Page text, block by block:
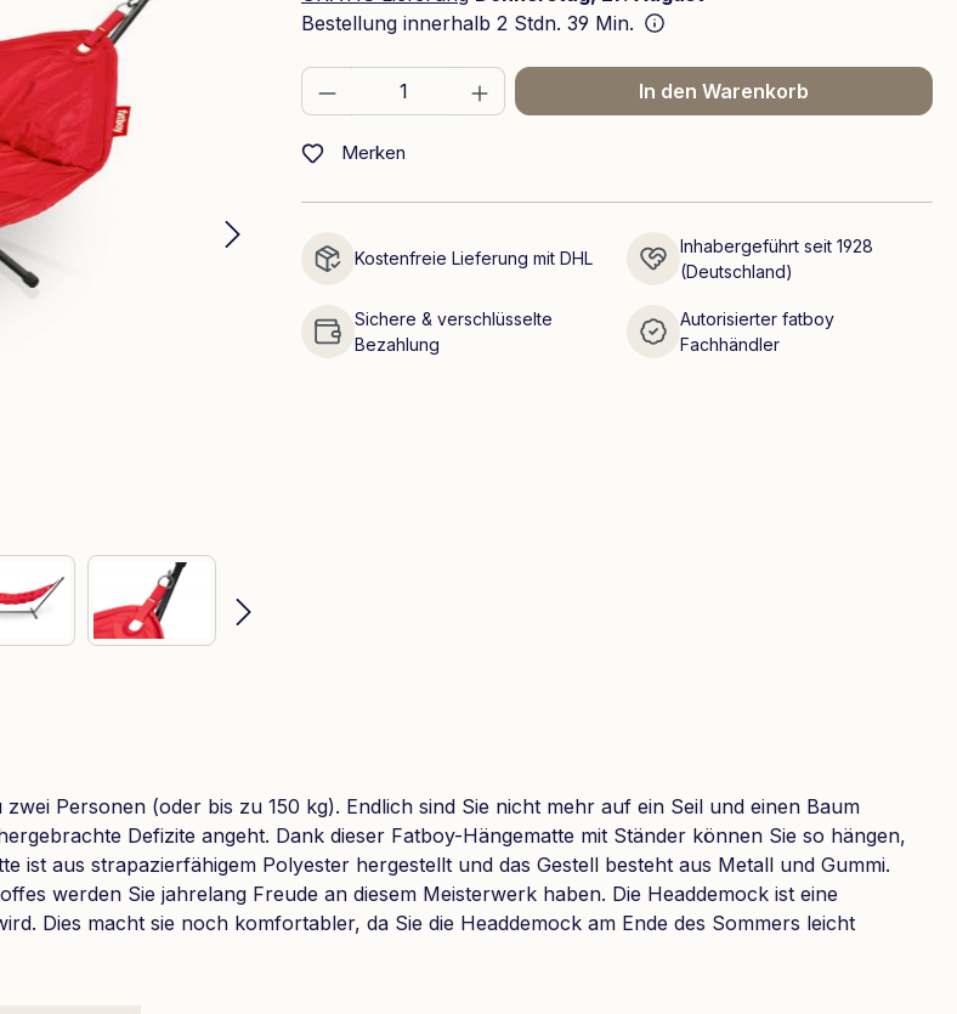
Bestellung innerhalb 2 Stdn. 39 Min.
Produkt Anzahl: Gib den gewünschten Wert
In den Warenkorb
Merken
Kostenfreie Lieferung mit DHL
Inhabergeführt seit 1928
(Deutschland)
Sichere & verschlüsselte
Bezahlung
Autorisierter fatboy
Fachhändler
Personen (oder bis zu 150 kg). Endlich sind Sie nicht mehr auf ein Seil und einen Baum
Defizite angeht. Dank dieser Fatboy-Hängematte mit Ständer können Sie so hängen,
ist aus strapazierfähigem Polyester hergestellt und das Gestell besteht aus Metall und Gummi.
werden Sie jahrelang Freude an diesem Meisterwerk haben. Die Headdemock ist eine
Dies macht sie noch komfortabler, da Sie die Headdemock am Ende des Sommers leicht